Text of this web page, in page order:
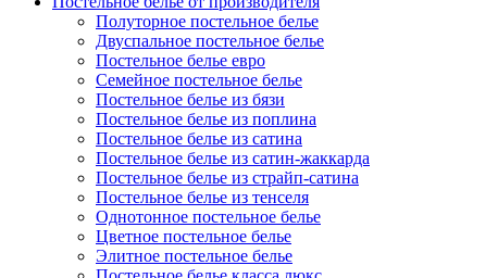
Полуторное постельное белье
Двуспальное постельное белье
Постельное белье евро
Семейное постельное белье
Постельное белье из бязи
Постельное белье из поплина
Постельное белье из сатина
Постельное белье из сатин-жаккарда
Постельное белье из страйп-сатина
Постельное белье из тенселя
Однотонное постельное белье
Цветное постельное белье
Элитное постельное белье